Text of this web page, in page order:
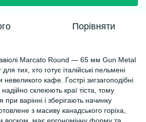
Порівняти
Marcato Round — 65 мм Gun Metal
тих, хто готує італійські пельмені
кафе. Гострі зигзагоподібні
склеюють краї тіста, тому
при варінні і зберігають начинку
з масиву канадського горіха,